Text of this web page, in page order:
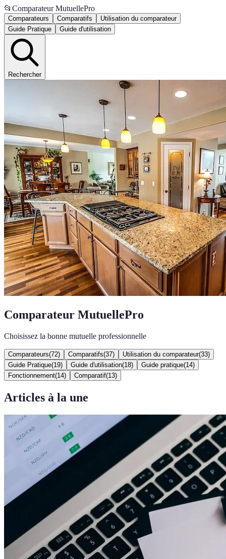
📂 Comparateur MutuellePro
Comparateurs Comparatifs
Utilisation du comparateur
Guide Pratique
Guide d'utilisation
Rechercher
Comparateur MutuellePro
Choisissez la bonne mutuelle professionnelle
Comparateurs(72) Comparatifs(37) Utilisation du comparateur(33)
Guide Pratique(19) Guide d'utilisation(18) Guide pratique(14)
Fonctionnement(14) Comparatif(13)
Articles à la une